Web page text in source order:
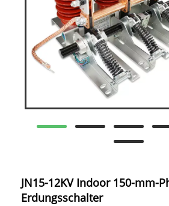
JN15-12KV Indoor 150-mm-
Erdungsschalter